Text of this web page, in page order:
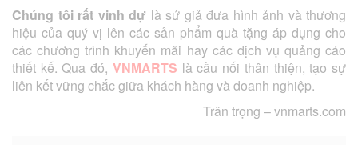
Chúng tôi rất vinh dự là sứ giả đưa hình ảnh và thương
hiệu của quý vị lên các sản phẩm quà tặng áp dụng cho
các chương trình khuyến mãi hay các dịch vụ quảng cáo
thiết kế. Qua đó, VNMARTS là cầu nối thân thiện, tạo sự
liên kết vững chắc giữa khách hàng và doanh nghiệp.
Trân trọng –vnmarts.com